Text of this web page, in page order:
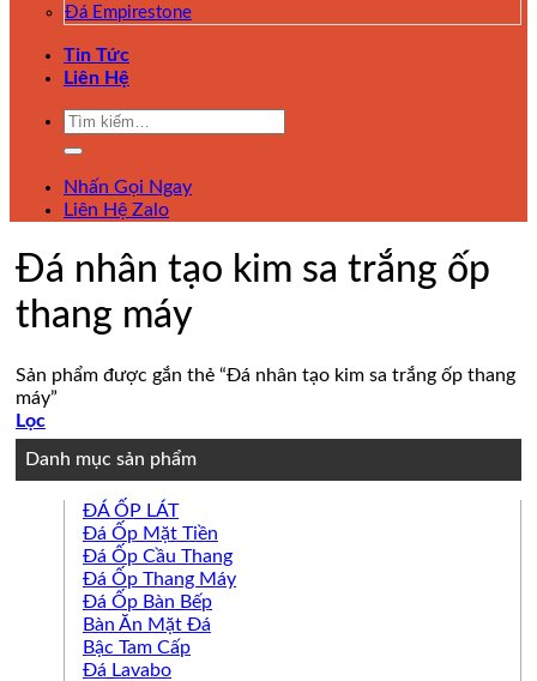
Đá Empirestone
Tin Tức
Liên Hệ
Tìm
Nhấn Gọi Ngay
Liên Hệ Zalo
Đá nhân tạo kim sa trắng ốp
thang máy
Sản phẩm được gắn thẻ “Đá nhân tạo kim sa trắng ốp thang
máy”
Lọc
Danh mục sản phẩm
ĐÁ ỐP LÁT
Đá Ốp Mặt Tiền
Đá Ốp Cầu Thang
Đá Ốp Thang Máy
Đá Ốp Bàn Bếp
Bàn Ăn Mặt Đá
Bậc Tam Cấp
Đá Lavabo